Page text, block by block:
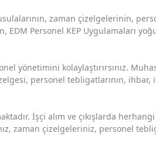
zaman çizelgelerinin,
EDM Personel KEP Uygulamaları
yönetimini kolaylaştırırsınız.
personel tebligatlarının,
İşçi alım ve çıkışlarda
zaman çizelgeleriniz, personel